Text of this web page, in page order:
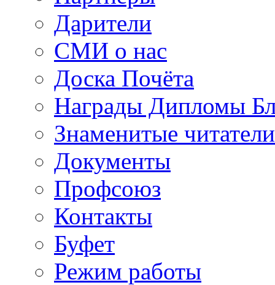
Дарители
СМИ о нас
Доска Почёта
Награды Дипломы
Знаменитые
Документы
Профсоюз
Контакты
Буфет
Режим работы